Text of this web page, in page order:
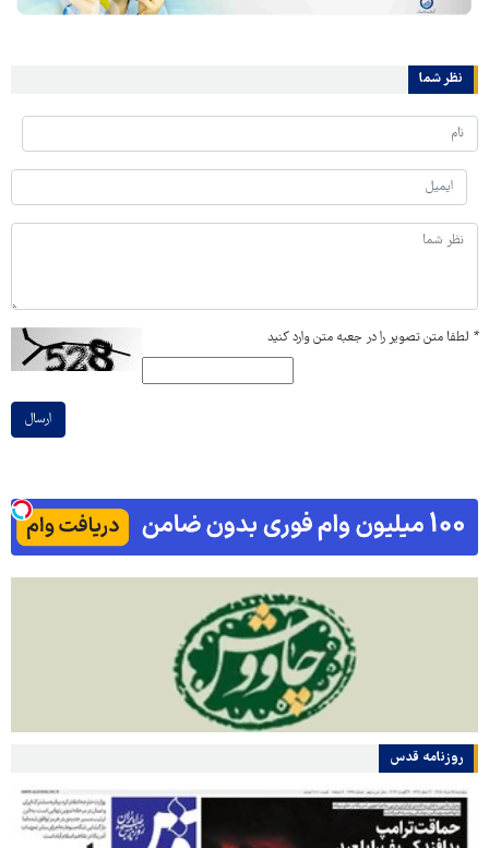
نظر شما
* لطفا متن تصویر را در جعبه متن وارد کنید
ارسال
روزنامه قدس